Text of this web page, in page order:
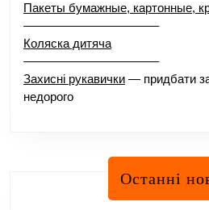
Пакеты бумажные, картонные,
–––––––––––––––––––––
Коляска дитяча
–––––––––––––––––––––
Захисні рукавички — придбати
недорого
Останні